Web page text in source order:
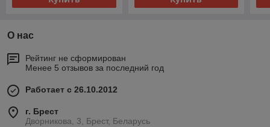
О нас
Рейтинг не сформирован
Менее 5 отзывов за последний год
Работает с 26.10.2012
г. Брест
Дворникова, 3, Брест, Беларусь